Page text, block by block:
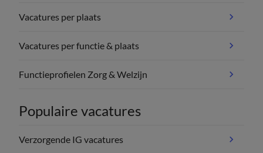
Vacatures per plaats
Vacatures per functie & plaats
Functieprofielen Zorg & Welzijn
Populaire vacatures
Verzorgende IG vacatures